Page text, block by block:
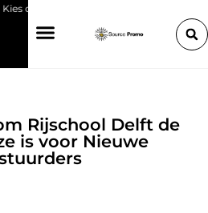
HP toner voor jouw printer
Rijschool Delft de
is voor Nieuwe